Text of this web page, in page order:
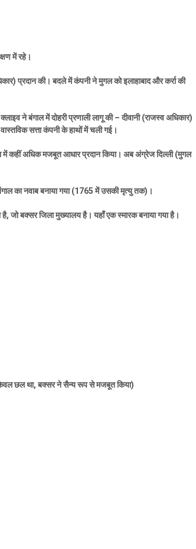
में रहे।
प्रदान की। बदले में कंपनी ने मुगल को इलाहाबाद और कर्रा की
क्लाइव ने बंगाल में दोहरी प्रणाली लागू की – दीवानी (राजस्व अधिकार)
सत्ता कंपनी के हाथों में चली गई।
में कहीं अधिक मजबूत आधार प्रदान किया। अब अंग्रेज दिल्ली (मुगल
का नवाब बनाया गया (1765में उसकी मृत्यु तक)।
है,जो बक्सर जिला मुख्यालय है। यहाँ एक स्मारक बनाया गया है।
केवल छल था,बक्सर ने सैन्य रूप से मजबूत किया)